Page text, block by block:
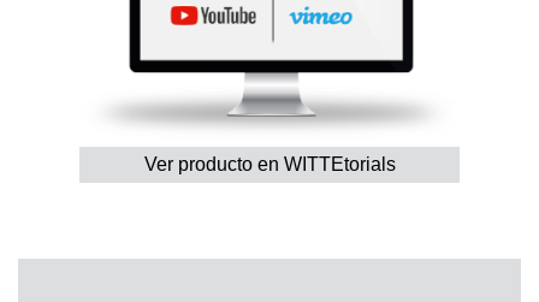
Ver producto en WITTEtorials